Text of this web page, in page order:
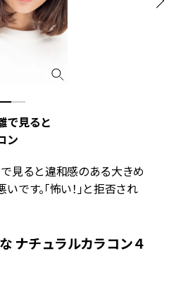
で見ると
ン
見ると違和感のある大きめ
です。「怖い！」と拒否され
ナチュラルカラコン４